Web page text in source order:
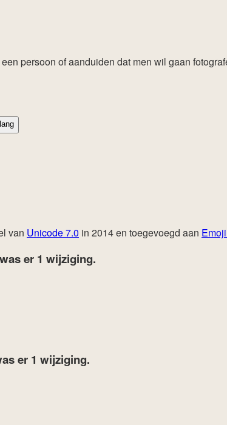
persoon of aanduiden dat men wil gaan
van Unicode 7.0 in 2014 en toegevoegd aan
was er 1 wijziging.
er 1 wijziging.